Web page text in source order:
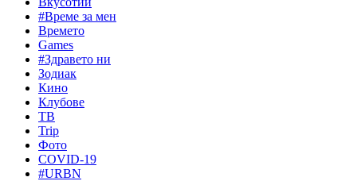
#Време за мен
Времето
Games
#Здравето ни
Зодиак
Кино
Клубове
ТВ
Trip
Фото
COVID-19
#URBN